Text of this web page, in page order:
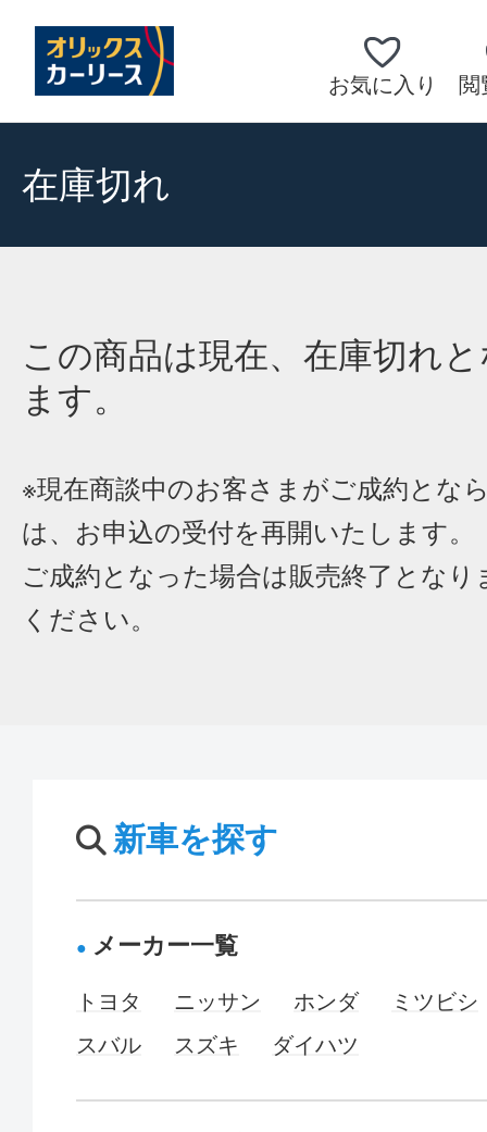
お気に入り 閲
在庫切れ
この商品は現在、在庫切れ
ます。
※現在商談中のお客さまがご成約とな
は、お申込の受付を再開いたします。
ご成約となった場合は販売終了となり
ください。
新車を探す
メーカー一覧
トヨタ ニッサン ホンダ
ミツビシ
スバル
スズキ ダイハツ